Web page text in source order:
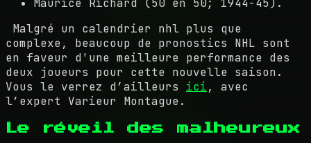
Maurice Richard (50 en 50; 1944-45).
Malgré un calendrier nhl plus que
complexe, beaucoup de pronostics NHL sont
en faveur d'une meilleure performance des
deux joueurs pour cette nouvelle saison.
Vous le verrez d’ailleurs ici, avec
l’expert Varieur Montague.
Le réveil des malheureux